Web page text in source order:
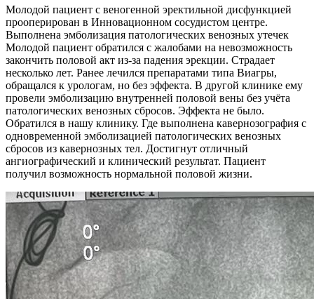
Молодой пациент с веногенной эректильной дисфункцией
прооперирован в Инновационном сосудистом центре.
Выполнена эмболизация патологических венозных утечек
Молодой пациент обратился с жалобами на невозможность
закончить половой акт из-за падения эрекции. Страдает
несколько лет. Ранее лечился препаратами типа Виагры,
обращался к урологам, но без эффекта. В другой клинике ему
провели эмболизацию внутренней половой вены без учёта
патологических венозных сбросов. Эффекта не было.
Обратился в нашу клинику. Где выполнена кавернозография с
одновременной эмболизацией патологических венозных
сбросов из кавернозных тел. Достигнут отличный
ангиографический и клинический результат. Пациент
получил возможность нормальной половой жизни.